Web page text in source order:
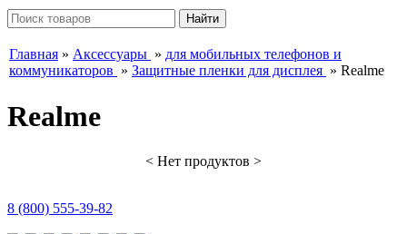
Главная » Аксессуары » для мобильных телефонов и
коммуникаторов » Защитные пленки для дисплея » Realme
Realme
< Нет продуктов >
8 (800) 555-39-82